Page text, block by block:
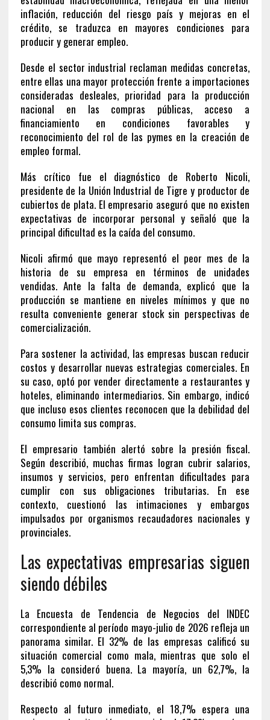
inflación, reducción del riesgo país y mejoras en el
crédito, se traduzca en mayores condiciones para
producir y generar empleo.
Desde el sector industrial reclaman medidas concretas,
entre ellas una mayor protección frente a importaciones
consideradas desleales, prioridad para la producción
nacional en las compras públicas, acceso a
financiamiento en condiciones favorables y
reconocimiento del rol de las pymes en la creación de
empleo formal.
Más crítico fue el diagnóstico de Roberto Nicoli,
presidente de la Unión Industrial de Tigre y productor de
cubiertos de plata. El empresario aseguró que no existen
expectativas de incorporar personal y señaló que la
principal dificultad es la caída del consumo.
Nicoli afirmó que mayo representó el peor mes de la
historia de su empresa en términos de unidades
vendidas. Ante la falta de demanda, explicó que la
producción se mantiene en niveles mínimos y que no
resulta conveniente generar stock sin perspectivas de
comercialización.
Para sostener la actividad, las empresas buscan reducir
costos y desarrollar nuevas estrategias comerciales. En
su caso, optó por vender directamente a restaurantes y
hoteles, eliminando intermediarios. Sin embargo, indicó
que incluso esos clientes reconocen que la debilidad del
consumo limita sus compras.
El empresario también alertó sobre la presión fiscal.
Según describió, muchas firmas logran cubrir salarios,
insumos y servicios, pero enfrentan dificultades para
cumplir con sus obligaciones tributarias. En ese
contexto, cuestionó las intimaciones y embargos
impulsados por organismos recaudadores nacionales y
provinciales.
Las expectativas empresarias siguen
siendo débiles
La Encuesta de Tendencia de Negocios del INDEC
correspondiente al período mayo-julio de 2026 refleja un
panorama similar. El 32% de las empresas calificó su
situación comercial como mala, mientras que solo el
5,3% la consideró buena. La mayoría, un 62,7%, la
describió como normal.
Respecto al futuro inmediato, el 18,7% espera una